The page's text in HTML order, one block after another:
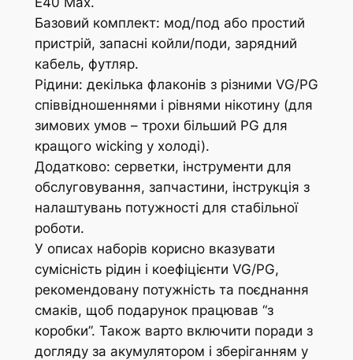
Базовий комплект: мод/под або простий
пристрій, запасні койли/поди, зарядний
кабель, футляр.
Рідини: декілька флаконів з різними VG/PG
співвідношеннями і рівнями нікотину (для
зимових умов – трохи більший PG для
кращого wicking у холоді).
Додатково: серветки, інструменти для
обслуговування, запчастини, інструкція з
налаштувань потужності для стабільної
роботи.
У описах наборів корисно вказувати
сумісність рідин і коефіцієнти VG/PG,
рекомендовану потужність та поєднання
смаків, щоб подарунок працював “з
коробки”. Також варто включити поради з
догляду за акумулятором і зберіганням у